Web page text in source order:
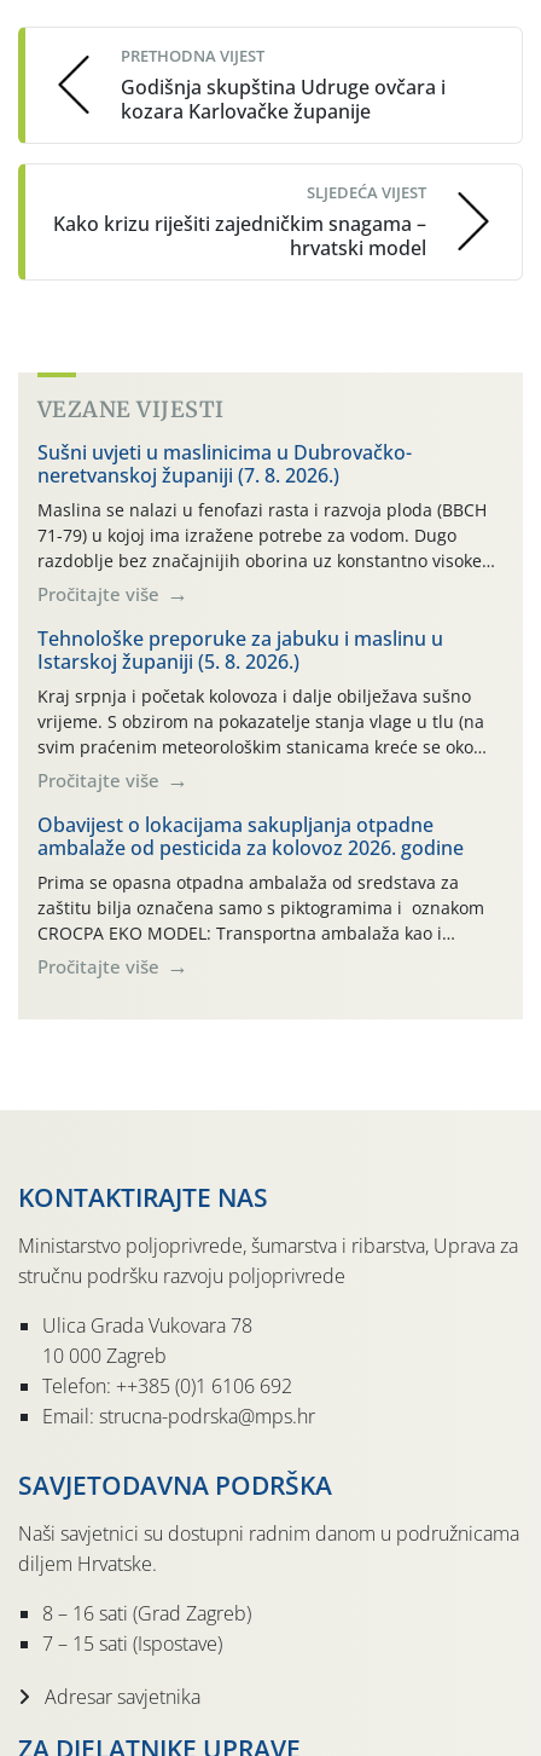
navigation
PRETHODNA VIJEST
Godišnja skupština Udruge ovčara i
kozara Karlovačke županije
SLJEDEĆA VIJEST
Kako krizu riješiti zajedničkim snagama –
hrvatski model
VEZANE VIJESTI
Sušni uvjeti u maslinicima u Dubrovačko-
neretvanskoj županiji (7. 8. 2026.)
Maslina se nalazi u fenofazi rasta i razvoja ploda (BBCH
71-79) u kojoj ima izražene potrebe za vodom. Dugo
razdoblje bez značajnijih oborina uz konstantno visoke
temperature negativno utječe na rast i razvoj ploda, a
takvo sušno razdoblje će se nastaviti. Primjeri
temperatura na poluotoku Pelješcu: 13.07. do 19.07.2026.
(min. temp. 19,84°C , max. temp. […]
Pročitajte više
Tehnološke preporuke za jabuku i maslinu u
Istarskoj županiji (5. 8. 2026.)
Kraj srpnja i početak kolovoza i dalje obilježava sušno
vrijeme. S obzirom na pokazatelje stanja vlage u tlu (na
svim praćenim meteorološkim stanicama kreće se oko
maksimalne vrijednosti od cb 200) jabuke se još i dobro,
vizualno, drže. To, međutim, ne umanjuje dugoročni
negativan učinak stresa na biljke, koji, ako se on ponavlja
više godina […]
Pročitajte više
Obavijest o lokacijama sakupljanja otpadne
ambalaže od pesticida za kolovoz 2026. godine
Prima se opasna otpadna ambalaža od sredstava za
zaštitu bilja označena samo s piktogramima i oznakom
CROCPA EKO MODEL: Transportna ambalaža kao i
ambalaža drugih proizvoda koji nisu sredstva za zaštitu
bilja (npr. ambalaža od mineralnih gnojiva,) se ne
Pročitajte više
KONTAKTIRAJTE NAS
Ministarstvo poljoprivrede, šumarstva i ribarstva, Uprava za
stručnu podršku razvoju poljoprivrede
Ulica Grada Vukovara 78
10 000 Zagreb
Telefon: ++385 (0)1 6106 692
Email: strucna-podrska@mps.hr
SAVJETODAVNA PODRŠKA
Naši savjetnici su dostupni radnim danom u podružnicama
diljem Hrvatske.
8 – 16 sati (Grad Zagreb)
7 – 15 sati (Ispostave)
Adresar savjetnika
ZA DJELATNIKE UPRAVE